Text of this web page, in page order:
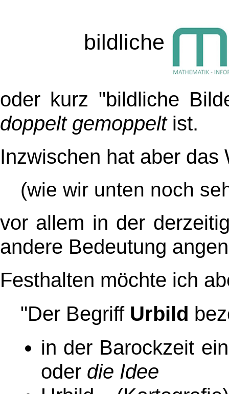
bildliche
oder kurz "bildliche
doppelt gemoppeltist.
Inzwischen hat aber das
(wie wir unten noch
vor allem in der
andere Bedeutung
Festhalten möchte ich
"Der Begriff Urbild
in der Barockzeit
oder die Idee